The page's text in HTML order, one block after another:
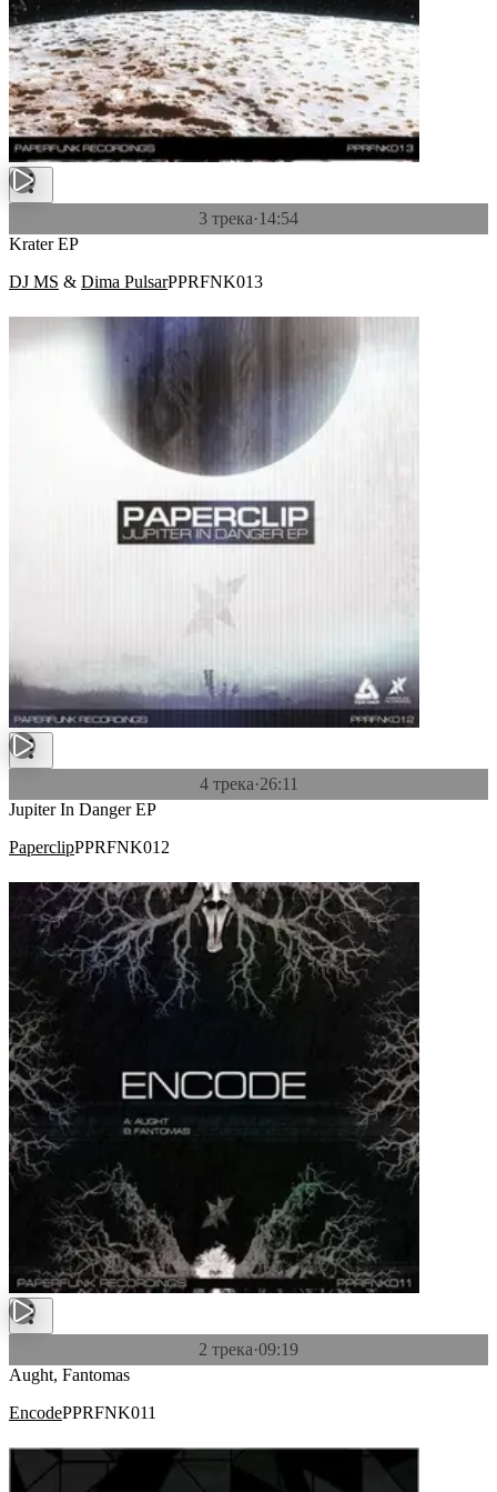
3 трека·14:54
Krater EP
DJ MS & Dima PulsarPPRFNK013
4 трека·26:11
Jupiter In Danger EP
PaperclipPPRFNK012
2 трека·09:19
Aught, Fantomas
EncodePPRFNK011